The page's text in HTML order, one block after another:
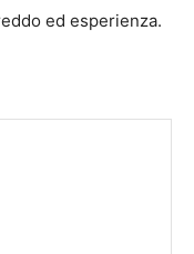
ed esperienza.